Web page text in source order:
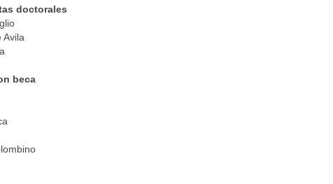
doctorales
Avila
beca